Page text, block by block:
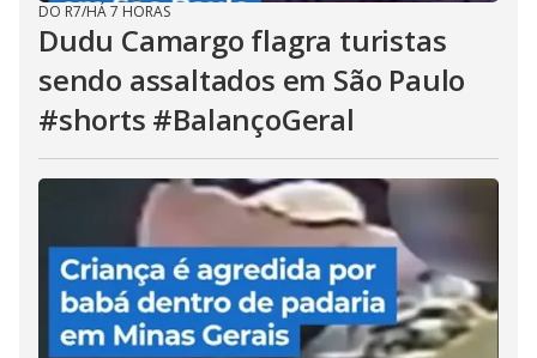
DO R7/HÁ 7 HORAS
Dudu Camargo flagra turistas
sendo assaltados em São Paulo
#shorts #BalançoGeral